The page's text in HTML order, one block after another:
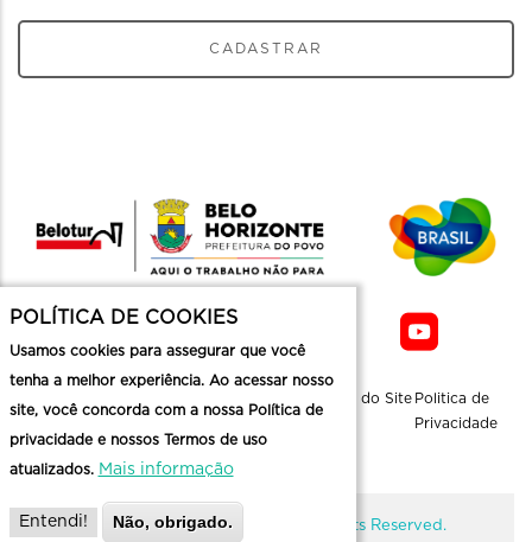
CADASTRAR
Mapa do Site Politica de
Privacidade
@ Copyright Belotur 2026. All Rights Reserved.
POLÍTICA DE COOKIES
Usamos cookies para assegurar que você
tenha a melhor experiência. Ao acessar nosso
site, você concorda com a nossa Política de
privacidade e nossos Termos de uso
atualizados. Mais informação
Entendi! Não, obrigado.